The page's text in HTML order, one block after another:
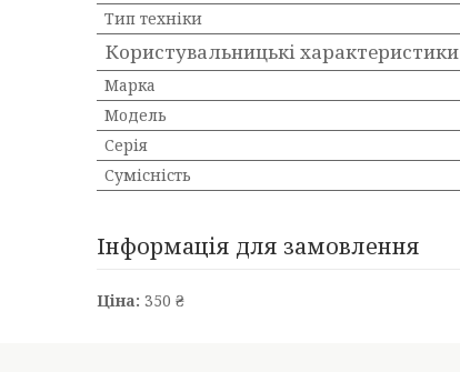
Тип техніки
Користувальницькі характеристики
Марка
Мoдель
Серія
Сумісність
Інформація для замовлення
Ціна: 350 ₴